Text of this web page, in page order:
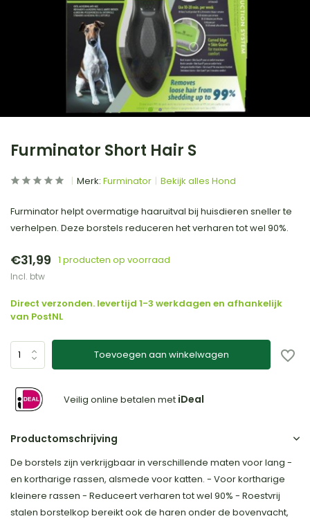
Furminator Short Hair S
Merk: Furminator Bekijk alles Hond
Furminator helpt overmatige haaruitval bij huisdieren sneller te
verhelpen. Deze borstels reduceren het verharen tot wel 90%.
€31,99 1 producten op voorraad
Incl. btw
Direct verzonden. levertijd 1-3 werkdagen en afhankelijk
van PostNL
Toevoegen aan winkelwagen
Veilig online betalen met iDeal
Productomschrijving
De borstels zijn verkrijgbaar in verschillende maten voor lang -
en kortharige rassen, alsmede voor katten. - Voor kortharige
kleinere rassen - Reduceert verharen tot wel 90% - Roestvrij
stalen borstelkop bereikt ook de haren onder de bovenvacht,